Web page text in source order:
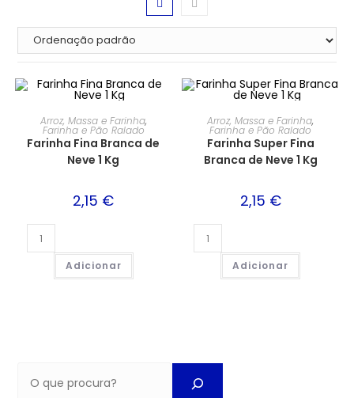
Arroz, Massa e Farinha,
Farinha e Pão Ralado
Farinha Fina Branca de
Neve 1 Kg
2,15 €
Adicionar
Arroz, Massa e Farinha,
Farinha e Pão Ralado
Farinha Super Fina
Branca de Neve 1 Kg
2,15 €
Adicionar